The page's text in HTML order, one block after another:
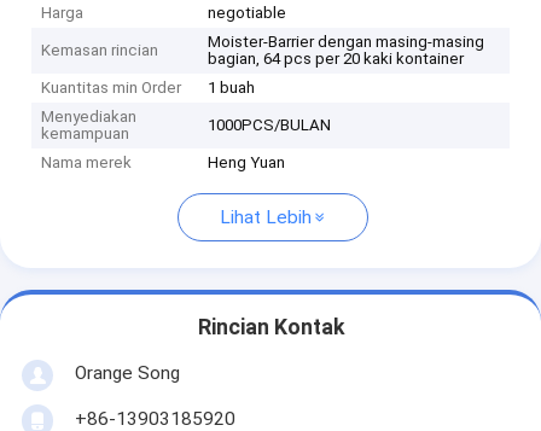
Harga
negotiable
Kemasan rincian
Moister-Barrier dengan masing-masing
bagian, 64 pcs per 20 kaki kontainer
Kuantitas min Order
1 buah
Menyediakan
kemampuan
1000PCS/BULAN
Nama merek Heng Yuan
Lihat Lebih
Rincian Kontak
Orange Song
+86-13903185920